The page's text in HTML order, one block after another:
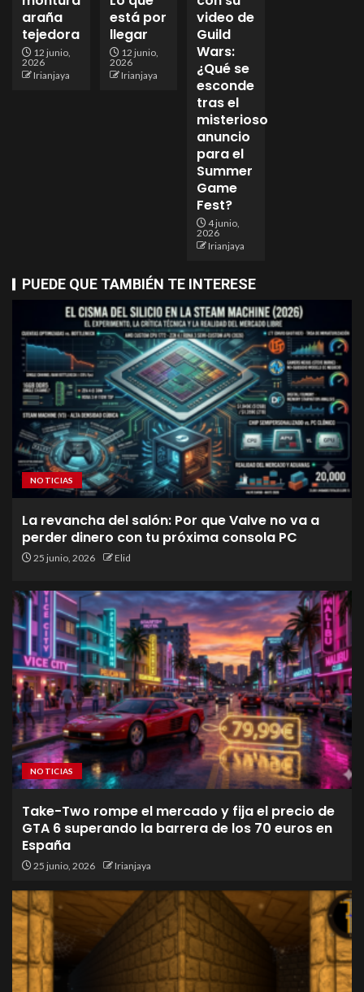
araña
tejedora
12 junio,
2026
Irianjaya
está por
llegar
12 junio,
2026
Irianjaya
video de
Guild
Wars:
¿Qué se
esconde
tras el
misterioso
anuncio
para el
Summer
Game
Fest?
4 junio,
2026
Irianjaya
PUEDE QUE TAMBIÉN TE INTERESE
NOTICIAS
La revancha del salón: Por que Valve no va a
perder dinero con tu próxima consola PC
25 junio, 2026 Elid
NOTICIAS
Take-Two rompe el mercado y fija el precio de
GTA 6 superando la barrera de los 70 euros en
España
25 junio, 2026 Irianjaya